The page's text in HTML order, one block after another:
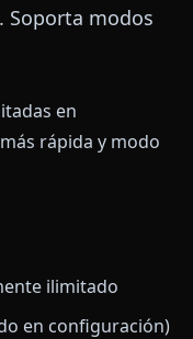
modos
en
rápida y modo
ilimitado
en configuración)